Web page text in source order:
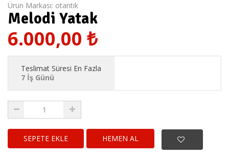
Ürün Markası: otantik
Melodi Yatak
6.000,00 ₺
Teslimat Süresi En Fazla
7 İş Günü
HEMEN AL